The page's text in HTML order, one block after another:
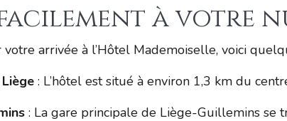
à votre
arrivée à l’Hôtel Mademoiselle, voici
: L’hôtel est situé à environ 1,3 km du
: La gare principale de Liège-Guillemins se